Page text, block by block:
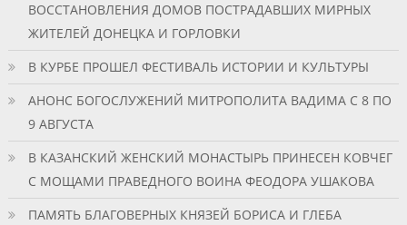
ВОССТАНОВЛЕНИЯ ДОМОВ ПОСТРАДАВШИХ МИРНЫХ
ЖИТЕЛЕЙ ДОНЕЦКА И ГОРЛОВКИ
В КУРБЕ ПРОШЕЛ ФЕСТИВАЛЬ ИСТОРИИ И КУЛЬТУРЫ
АНОНС БОГОСЛУЖЕНИЙ МИТРОПОЛИТА ВАДИМА С 8 ПО
9 АВГУСТА
В КАЗАНСКИЙ ЖЕНСКИЙ МОНАСТЫРЬ ПРИНЕСЕН КОВЧЕГ
С МОЩАМИ ПРАВЕДНОГО ВОИНА ФЕОДОРА УШАКОВА
ПАМЯТЬ БЛАГОВЕРНЫХ КНЯЗЕЙ БОРИСА И ГЛЕБА